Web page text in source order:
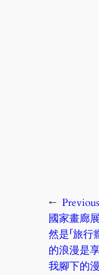
←
國家畫廊
然是「旅行
的浪漫是
我腳下的